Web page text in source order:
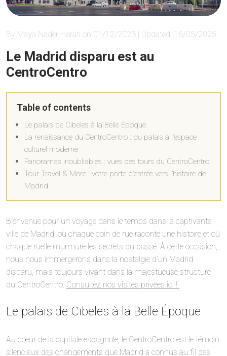
By Maya Nader Harati on 01/12/2023 | Updated: 16/05/2025
Le Madrid disparu est au
CentroCentro
Table of contents
Le palais de Cibeles à la Belle Époque
La renaissance du CentroCentro : du palais à l’espace
culturel moderne
Panoramas inoubliables : vues des tours du CentroCentro
Tour Travel & More : votre porte d’entrée vers l’histoire de
Madrid
Bienvenue pour un voyage dans le temps dans la captivante
ville de Madrid, où chaque coin de rue raconte une histoire et où
chaque ruelle murmure les secrets du passé. À cette occasion,
nous nous immergerons dans la nostalgie d’un Madrid
disparu, mais toujours vivant dans la majestueuse structure
du CentroCentro. Consultez nos visites privées ici !
Le palais de Cibeles à la Belle Époque
Au cœur de la capitale espagnole, le CentroCentro est le témoin
silencieux des changements que Madrid a connus au fil des